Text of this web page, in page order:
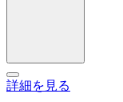
詳細を見る